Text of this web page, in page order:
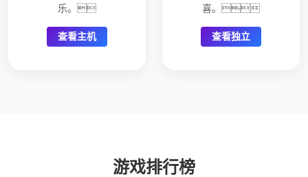
乐。
查看主机
喜。
查看独立
游戏排行榜